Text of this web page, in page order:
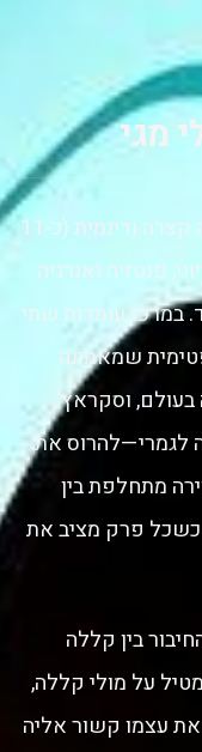
מגי
רוח ומולי מגי היא סדרת אנימציה קצרה ודינמית (כ-11
פנטזיה ואנרגיה
במרכז עומדות שתי
שמאמינה
וסקראץ',
לגמרי—להרוס את
מתחלפת בין
כשכל פרק מציב את
בין קללה
על מולי קללה,
עצמו קשור אליה